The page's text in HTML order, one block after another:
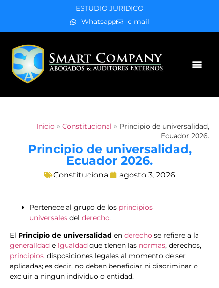
ESTUDIO JURIDICO
Whatsapp
e-mail
Inicio » Constitucional » Principio de universalidad,
Ecuador 2026.
Principio de universalidad,
Ecuador 2026.
Constitucional agosto 3, 2026
Pertenece al grupo de los principios
universales del derecho.
El Principio de universalidad en derecho se refiere a la
generalidad e igualdad que tienen las normas, derechos,
principios, disposiciones legales al momento de ser
aplicadas; es decir, no deben beneficiar ni discriminar o
excluir a ningun individuo o entidad.